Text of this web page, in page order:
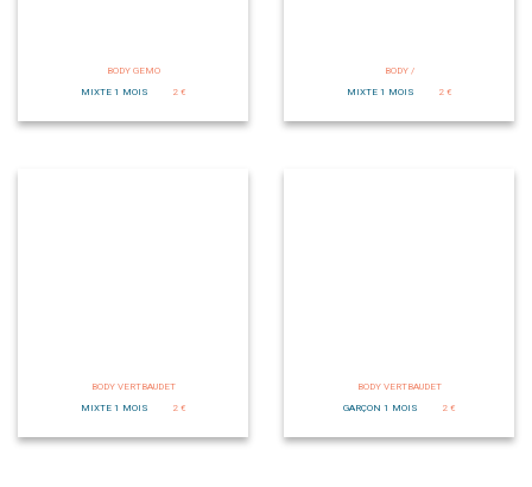
BODY GEMO
MIXTE 1 MOIS
2 €
BODY /
MIXTE 1 MOIS
2 €
BODY VERTBAUDET
MIXTE 1 MOIS
2 €
BODY VERTBAUDET
GARÇON 1 MOIS
2 €